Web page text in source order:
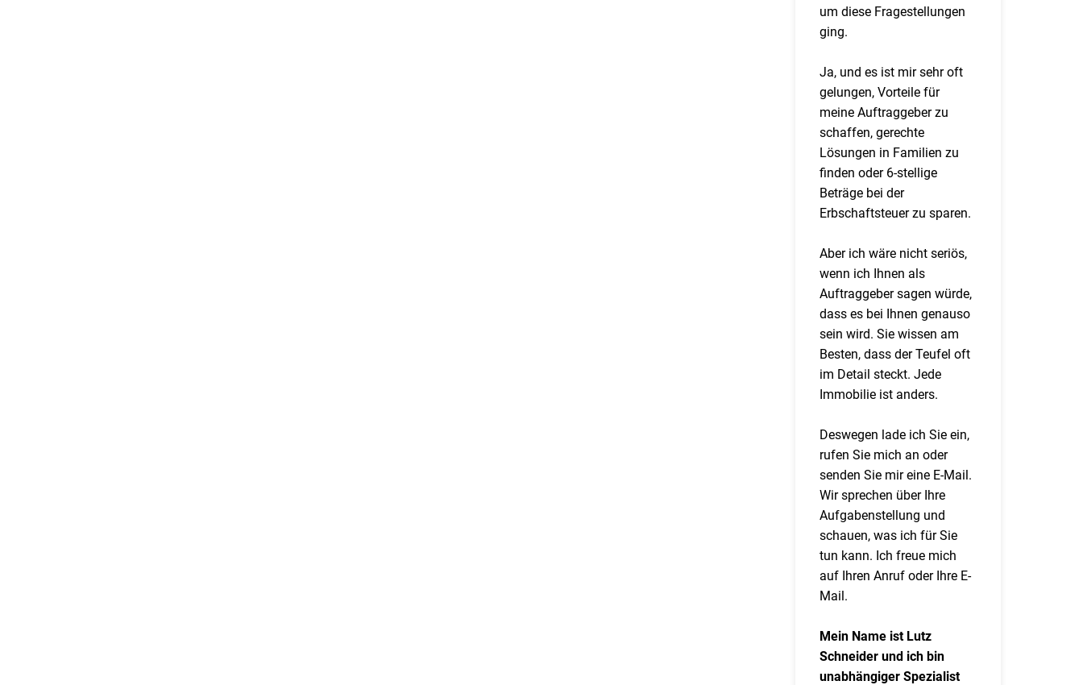
um diese Fragestellungen
ging.
Ja, und es ist mir sehr oft
gelungen, Vorteile für
meine Auftraggeber zu
schaffen, gerechte
Lösungen in Familien zu
finden oder 6-stellige
Beträge bei der
Erbschaftsteuer zu sparen.
Aber ich wäre nicht seriös,
wenn ich Ihnen als
Auftraggeber sagen würde,
dass es bei Ihnen genauso
sein wird. Sie wissen am
Besten, dass der Teufel oft
im Detail steckt. Jede
Immobilie ist anders.
Deswegen lade ich Sie ein,
rufen Sie mich an oder
senden Sie mir eine E-Mail.
Wir sprechen über Ihre
Aufgabenstellung und
schauen, was ich für Sie
tun kann. Ich freue mich
auf Ihren Anruf oder Ihre E-
Mail.
Mein Name ist Lutz
Schneider und ich bin
unabhängiger Spezialist